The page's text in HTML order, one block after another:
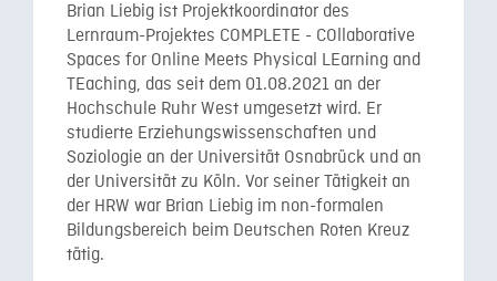
Brian Liebig ist Projektkoordinator des
Lernraum-Projektes COMPLETE - COllaborative
Spaces for Online Meets Physical LEarning and
TEaching, das seit dem 01.08.2021 an der
Hochschule Ruhr West umgesetzt wird. Er
studierte Erziehungswissenschaften und
Soziologie an der Universität Osnabrück und an
der Universität zu Köln. Vor seiner Tätigkeit an
der HRW war Brian Liebig im non-formalen
Bildungsbereich beim Deutschen Roten Kreuz
tätig.